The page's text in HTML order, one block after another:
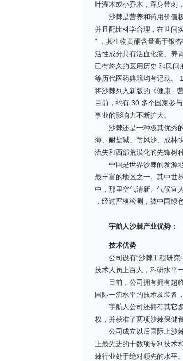
叶灌木或小乔木，浑身带刺
沙棘是营养和药用价值极
并且配比科学合理，在世间
” ，其生物黄酮含量高于银
活性成分具有活血化瘀、养
已有悠久的医用历史 和民间
等历代医药典籍均有记载。
将沙棘列入新版的《健康 ·
目前，约有 30 多个国家参
事业的影响力不断扩大。
沙棘还是一种极其优秀的
薄、耐盐碱、耐风沙、成林
流失和西部荒漠化的先锋树种
中国是世界沙棘的发源地
最丰富的地区之一。其中世
中，那里空气清新、气候宜
，经过严格检测，被中国绿
宇航人沙棘产业优势：
技术优势
公司设有“沙棘工程研究
技术人员上百人，科研水平一
目前，公司拥有拥有超临
国际一流水平的技术及装备
宇航人公司还拥有其它多
权，并获准了两项沙棘保健
公司成立以后国际上沙棘
上最先进的十数项专利技
棘行业处于绝对领先的水平。